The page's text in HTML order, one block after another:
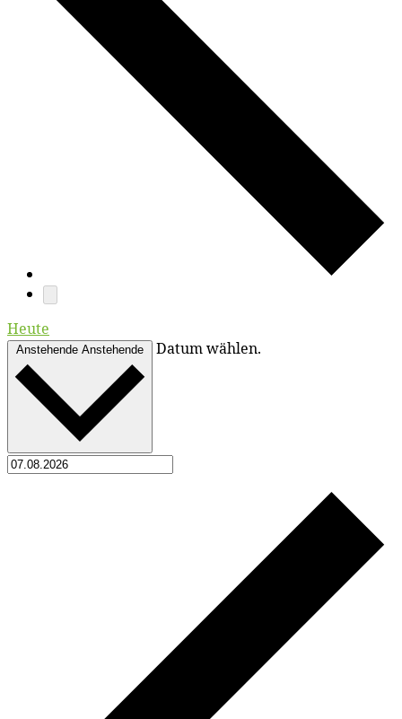
Heute
Anstehende Anstehende Datum wählen.